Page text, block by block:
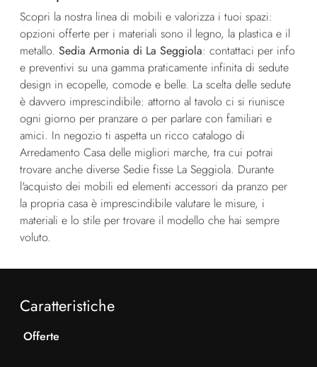
Scopri la nostra linea di mobili e valorizza i tuoi spazi:
opzioni offerte per i materiali sono il legno, la plastica e il
metallo. Sedia Armonia di La Seggiola: contattaci per info
e preventivi su una gamma praticamente infinita di sedute
design in ecopelle, comode e belle. La scelta delle sedute
è davvero imprescindibile: attorno al tavolo ci si riunisce
ogni giorno per pranzare o per parlare con familiari e
amici. In negozio ti aspetta un ricco catalogo di
Arredamento Casa delle migliori marche, tra cui potrai
trovare anche diverse Sedie fisse La Seggiola. Durante
l'acquisto dei mobili ed elementi accessori da pranzo per
la propria casa è imprescindibile valutare le misure, i
materiali e lo stile per trovare il modello che hai sempre
voluto.
Caratteristiche
Offerte